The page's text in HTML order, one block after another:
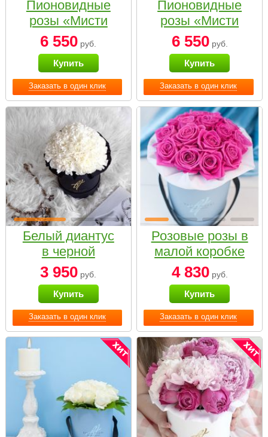
Заказать в один клик
Пионовидные
розы «Мисти
бабблс» в белой
коробке Small
6 550 руб.
Купить
Заказать в один клик
Пионовидные
розы «Мисти
бабблс» в
черной коробке
Small
6 550руб.
Купить
Заказать в один клик
Белый диантус
в черной
коробке Small
3 950 руб.
Купить
Заказать в один клик
Розовые розы в
малой коробке
4 830руб.
Купить